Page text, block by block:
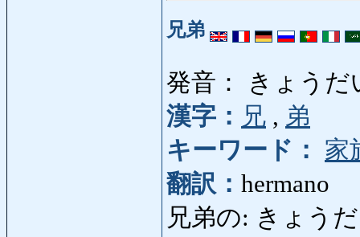
兄弟
発音： きょうだ
漢字： 兄 , 弟
キーワード：
家
翻訳： hermano
兄弟の: きょう